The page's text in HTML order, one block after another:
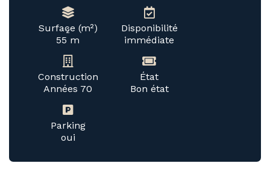
55 m
2
Surface (m²)
immédiate
Disponibilité
Années 70
Construction
Bon état
État
oui
Parking